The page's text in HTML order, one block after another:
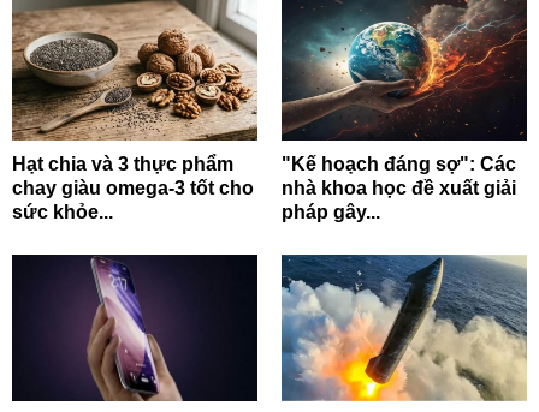
Hạt chia và 3 thực phẩm
chay giàu omega-3 tốt cho
sức khỏe...
"Kế hoạch đáng sợ": Các
nhà khoa học đề xuất giải
pháp gây...